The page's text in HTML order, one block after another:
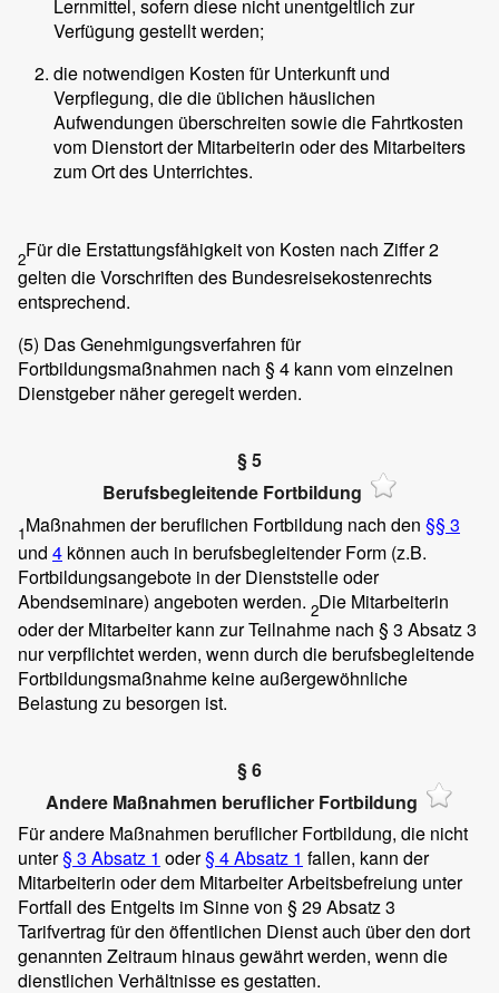
Lernmittel, sofern diese nicht unentgeltlich zur
Verfügung gestellt werden;
die notwendigen Kosten für Unterkunft und
Verpflegung, die die üblichen häuslichen
Aufwendungen überschreiten sowie die Fahrtkosten
vom Dienstort der Mitarbeiterin oder des Mitarbeiters
zum Ort des Unterrichtes.
2Für die Erstattungsfähigkeit von Kosten nach Ziffer 2
gelten die Vorschriften des Bundesreisekostenrechts
entsprechend.
(5) Das Genehmigungsverfahren für
Fortbildungsmaßnahmen nach § 4 kann vom einzelnen
Dienstgeber näher geregelt werden.
§ 5
Berufsbegleitende Fortbildung
1Maßnahmen der beruflichen Fortbildung nach den §§ 3
und 4 können auch in berufsbegleitender Form (z.B.
Fortbildungsangebote in der Dienststelle oder
Abendseminare) angeboten werden. 2Die Mitarbeiterin
oder der Mitarbeiter kann zur Teilnahme nach § 3 Absatz 3
nur verpflichtet werden, wenn durch die berufsbegleitende
Fortbildungsmaßnahme keine außergewöhnliche
Belastung zu besorgen ist.
§ 6
Andere Maßnahmen beruflicher Fortbildung
Für andere Maßnahmen beruflicher Fortbildung, die nicht
unter§ 3 Absatz 1 oder§ 4 Absatz 1 fallen, kann der
Mitarbeiterin oder dem Mitarbeiter Arbeitsbefreiung unter
Fortfall des Entgelts im Sinne von § 29 Absatz 3
Tarifvertrag für den öffentlichen Dienst auch über den dort
genannten Zeitraum hinaus gewährt werden, wenn die
dienstlichen Verhältnisse es gestatten.